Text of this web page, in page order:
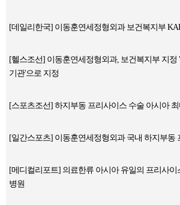
[데일리한국] 이동훈연세정형외과 보건복지부
[헬스조선] 이동훈연세정형외과, 보건복지부 지정
기관'으로 지정
[스포츠조선] 하지부동 프리사이스 수술 아시아
[일간스포츠] 이동훈연세정형외과 국내 하지부동
[메디컬리포트] 의료한류 아시아 유일의 프리사
병원